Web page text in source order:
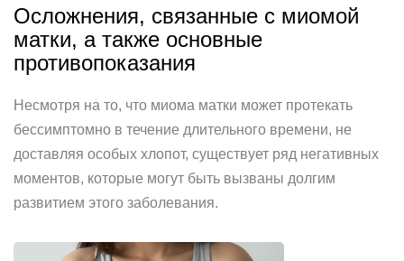
Осложнения, связанные с миомой
матки, а также основные
противопоказания
Несмотря на то, что миома матки может протекать
бессимптомно в течение длительного времени, не
доставляя особых хлопот, существует ряд негативных
моментов, которые могут быть вызваны долгим
развитием этого заболевания.